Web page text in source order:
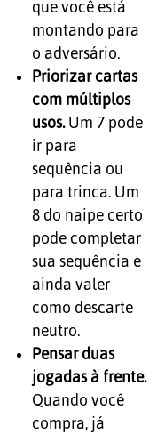
que você está
montando para
o adversário.
Priorizar cartas
com múltiplos
usos.Um 7 pode
ir para
sequência ou
para trinca. Um
8 do naipe certo
pode completar
sua sequência e
ainda valer
como descarte
neutro.
Pensar duas
jogadas à frente.
Quando você
compra, já